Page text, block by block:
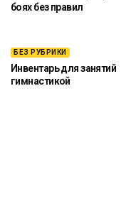
боях без правил
БЕЗ РУБРИКИ
Инвентарь для занятий
гимнастикой